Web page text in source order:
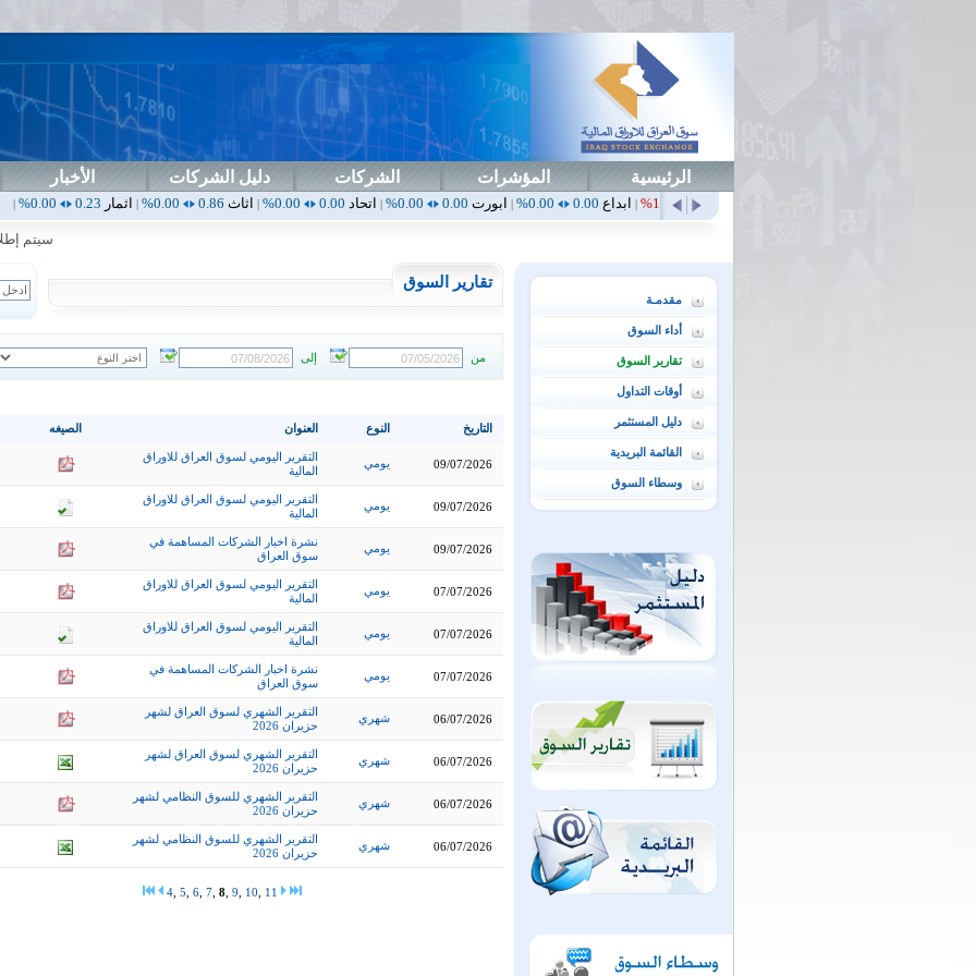
الرئيسية المؤشرات الشركات دليل الشركات الأخبار
ابداع 0.00% ابورت0.00
0.00% اتحاد0.00
0.00% اثاث0.86
0.00% اثمار0.23
0.00% ارامس2.30
سيتم إطلاق
مقدمـة
أداء السوق
تقارير السوق
أوقات التداول
دليل المستثمر
القائمة البريدية
وسطاء السوق
تقارير السوق
من إلى
الصيغه العنوان النوع التاريخ
التقرير اليومي لسوق العراق للاوراق
المالية
يومي 09/07/2026
التقرير اليومي لسوق العراق للاوراق
المالية
يومي 09/07/2026
نشرة اخبار الشركات المساهمة في
سوق العراق
يومي 09/07/2026
التقرير اليومي لسوق العراق للاوراق
المالية
يومي 07/07/2026
التقرير اليومي لسوق العراق للاوراق
المالية
يومي 07/07/2026
نشرة اخبار الشركات المساهمة في
سوق العراق
يومي 07/07/2026
التقرير الشهري لسوق العراق لشهر
حزيران 2026
شهري 06/07/2026
التقرير الشهري لسوق العراق لشهر
حزيران 2026
شهري 06/07/2026
التقرير الشهري للسوق النظامي لشهر
حزيران 2026
شهري 06/07/2026
التقرير الشهري للسوق النظامي لشهر
حزيران 2026
شهري 06/07/2026
4 5 6 7 8 9 10 11